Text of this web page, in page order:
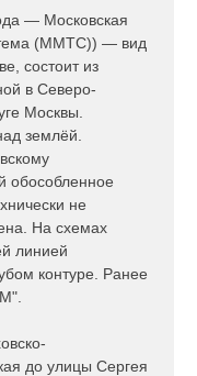
— Московская
(ММТС)) — вид
состоит из
в Северо-
Москвы.
землёй.
обособленное
не
На схемах
линией
контуре. Ранее
до улицы Сергея